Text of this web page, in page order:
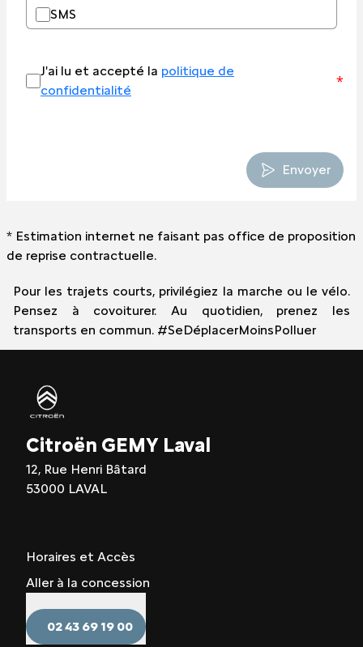
SMS
J'ai lu et accepté la politique de
confidentialité
*
Envoyer
* Estimation internet ne faisant pas office de proposition
de reprise contractuelle.
Pour les trajets courts, privilégiez la marche ou le vélo.
Pensez à covoiturer. Au quotidien, prenez les
transports en commun. #SeDéplacerMoinsPolluer
Citroën GEMY Laval
12, Rue Henri Bâtard
53000 LAVAL
Horaires et Accès
Aller à la concession
02 43 69 19 00